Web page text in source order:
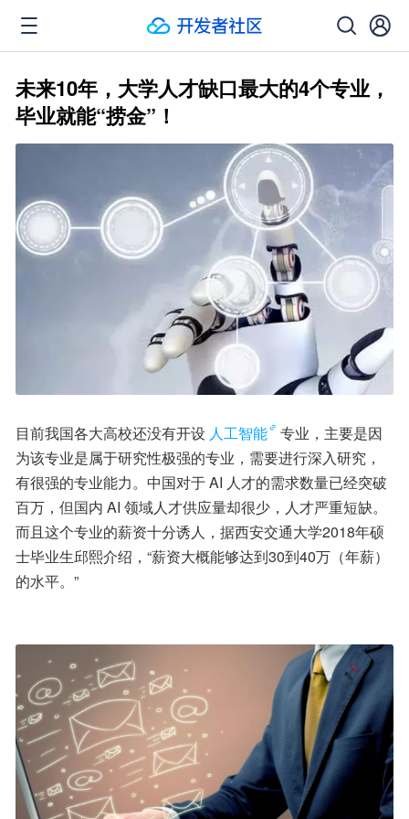
未来10年，大学人才缺口最大的4个专业，
毕业就能“捞金”！
目前我国各大高校还没有开设 人工智能
专业，主要是因
为该专业是属于研究性极强的专业，需要进行深入研究，
有很强的专业能力。中国对于 AI 人才的需求数量已经突破
百万，但国内 AI 领域人才供应量却很少，人才严重短缺。
而且这个专业的薪资十分诱人，据西安交通大学2018年硕
士毕业生邱熙介绍，“薪资大概能够达到30到40万（年薪）
的水平。”